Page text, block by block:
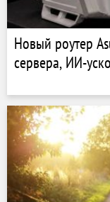
Новый роутер
сервера, ИИ-